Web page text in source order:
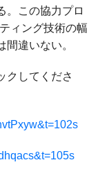
。この協力プロ
ィング技術の幅
違いない。
クしてくださ